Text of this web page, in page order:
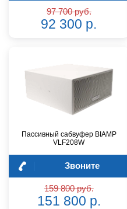
97 700 руб.
92 300 р.
Пассивный сабвуфер BIAMP
VLF208W
Звоните
159 800 руб.
151 800 р.